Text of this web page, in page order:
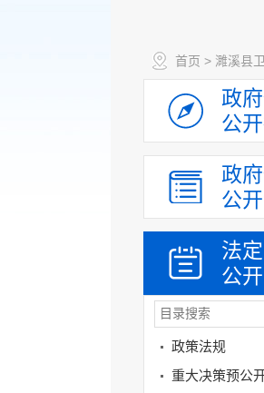
首页 > 濉溪县
政
公
政
公
法
公
政策法规
重大决策预公